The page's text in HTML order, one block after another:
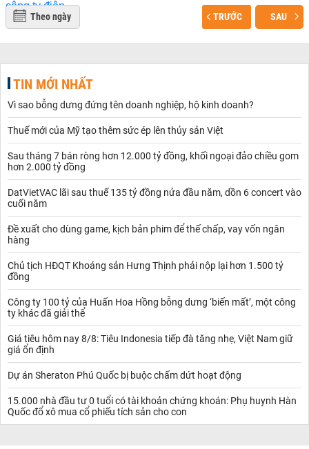
Theo ngày TRƯỚC SAU
TIN MỚI NHẤT
Vì sao bỗng dưng đứng tên doanh nghiệp, hộ kinh doanh?
Thuế mới của Mỹ tạo thêm sức ép lên thủy sản Việt
Sau tháng 7 bán ròng hơn 12.000 tỷ đồng, khối ngoại đảo chiều gom
hơn 2.000 tỷ đồng
DatVietVAC lãi sau thuế 135 tỷ đồng nửa đầu năm, dồn 6 concert vào
cuối năm
Đề xuất cho dùng game, kịch bản phim để thế chấp, vay vốn ngân
hàng
Chủ tịch HĐQT Khoáng sản Hưng Thịnh phải nộp lại hơn 1.500 tỷ
đồng
Công ty 100 tỷ của Huấn Hoa Hồng bỗng dưng ‘biến mất’, một công
ty khác đã giải thể
Giá tiêu hôm nay 8/8: Tiêu Indonesia tiếp đà tăng nhẹ, Việt Nam giữ
giá ổn định
Dự án Sheraton Phú Quốc bị buộc chấm dứt hoạt động
15.000 nhà đầu tư 0 tuổi có tài khoản chứng khoán: Phụ huynh Hàn
Quốc đổ xô mua cổ phiếu tích sản cho con